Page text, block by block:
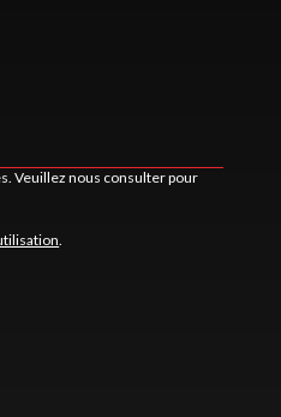
Veuillez nous consulter pour